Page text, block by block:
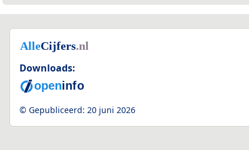
Downloads:
© Gepubliceerd: 20 juni 2026